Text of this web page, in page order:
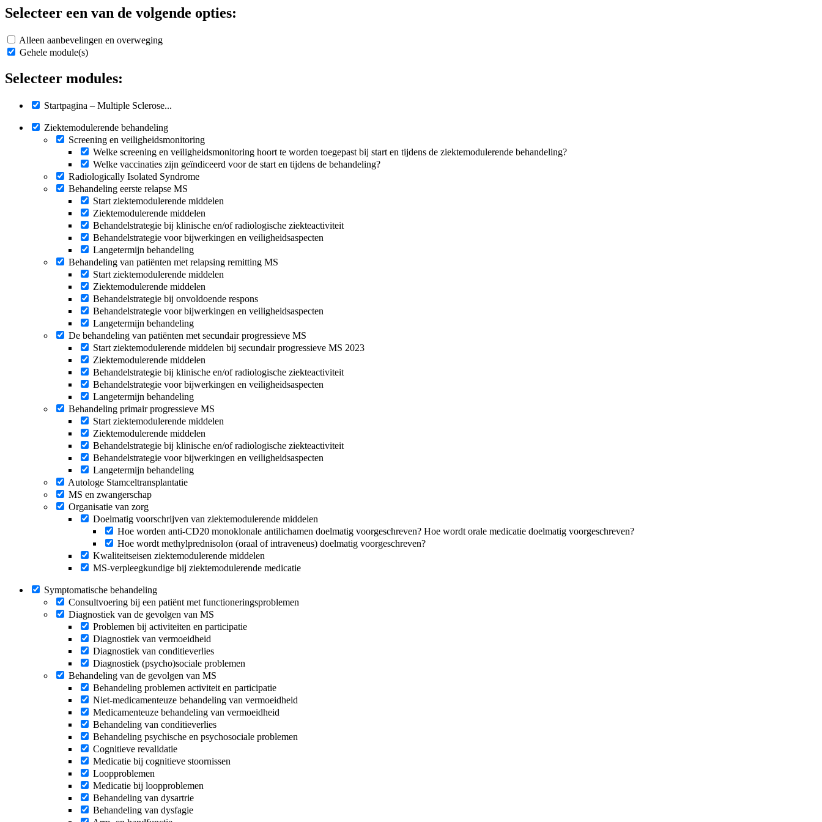
Selecteer een van de volgende opties:
Alleen aanbevelingen en overweging
Gehele module(s)
Selecteer modules:
Startpagina – Multiple Sclerose...
Ziektemodulerende behandeling
Screening en veiligheidsmonitoring
Welke screening en veiligheidsmonitoring hoort te worden toegepast bij start en tijdens de ziektemodulerende behandeling?
Welke vaccinaties zijn geïndiceerd voor de start en tijdens de behandeling?
Radiologically Isolated Syndrome
Behandeling eerste relapse MS
Start ziektemodulerende middelen
Ziektemodulerende middelen
Behandelstrategie bij klinische en/of radiologische ziekteactiviteit
Behandelstrategie voor bijwerkingen en veiligheidsaspecten
Langetermijn behandeling
Behandeling van patiënten met relapsing remitting MS
Start ziektemodulerende middelen
Ziektemodulerende middelen
Behandelstrategie bij onvoldoende respons
Behandelstrategie voor bijwerkingen en veiligheidsaspecten
Langetermijn behandeling
De behandeling van patiënten met secundair progressieve MS
Start ziektemodulerende middelen bij secundair progressieve MS 2023
Ziektemodulerende middelen
Behandelstrategie bij klinische en/of radiologische ziekteactiviteit
Behandelstrategie voor bijwerkingen en veiligheidsaspecten
Langetermijn behandeling
Behandeling primair progressieve MS
Start ziektemodulerende middelen
Ziektemodulerende middelen
Behandelstrategie bij klinische en/of radiologische ziekteactiviteit
Behandelstrategie voor bijwerkingen en veiligheidsaspecten
Langetermijn behandeling
Autologe Stamceltransplantatie
MS en zwangerschap
Organisatie van zorg
Doelmatig voorschrijven van ziektemodulerende middelen
Hoe worden anti-CD20 monoklonale antilichamen doelmatig voorgeschreven? Hoe wordt orale medicatie doelmatig voorgeschreven?
Hoe wordt methylprednisolon (oraal of intraveneus) doelmatig voorgeschreven?
Kwaliteitseisen ziektemodulerende middelen
MS-verpleegkundige bij ziektemodulerende medicatie
Symptomatische behandeling
Consultvoering bij een patiënt met functioneringsproblemen
Diagnostiek van de gevolgen van MS
Problemen bij activiteiten en participatie
Diagnostiek van vermoeidheid
Diagnostiek van conditieverlies
Diagnostiek (psycho)sociale problemen
Behandeling van de gevolgen van MS
Behandeling problemen activiteit en participatie
Niet-medicamenteuze behandeling van vermoeidheid
Medicamenteuze behandeling van vermoeidheid
Behandeling van conditieverlies
Behandeling psychische en psychosociale problemen
Cognitieve revalidatie
Medicatie bij cognitieve stoornissen
Loopproblemen
Medicatie bij loopproblemen
Behandeling van dysartrie
Behandeling van dysfagie